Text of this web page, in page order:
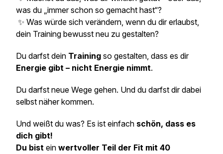
was du „immer schon so gemacht hast“?
✨ Was würde sich verändern, wenn du dir erlaubst,
dein Training bewusst neu zu gestalten?
Du darfst dein Training so gestalten, dass es dir
Energie gibt – nicht Energie nimmt.
Du darfst neue Wege gehen. Und du darfst dir dabei
selbst näher kommen.
Und weißt du was? Es ist einfach schön, dass es
dich gibt!
Du bist ein wertvoller Teil der Fit mit 40